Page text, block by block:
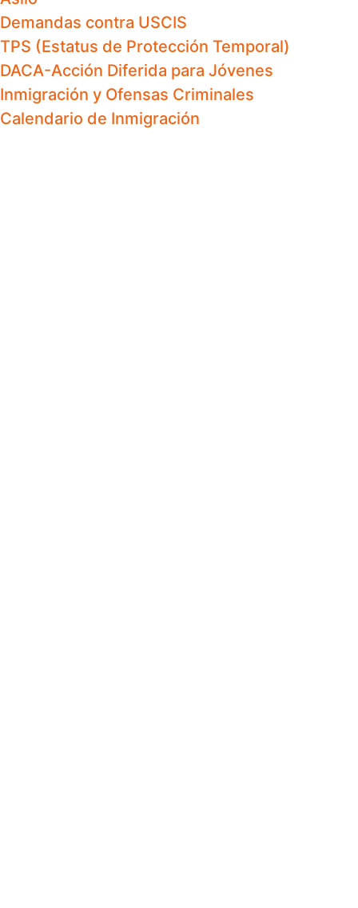
Demandas contra USCIS
TPS (Estatus de Protección Temporal)
DACA-Acción Diferida para Jóvenes
Inmigración y Ofensas Criminales
Calendario de Inmigración